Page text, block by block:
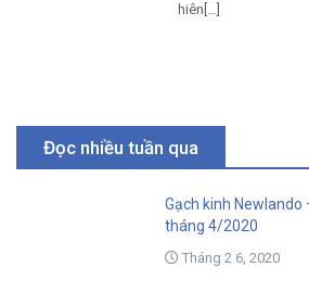
hiên[…]
Đọc nhiều tuần qua
Gạch kinh Newlando
tháng 4/2020
Tháng 2 6, 2020